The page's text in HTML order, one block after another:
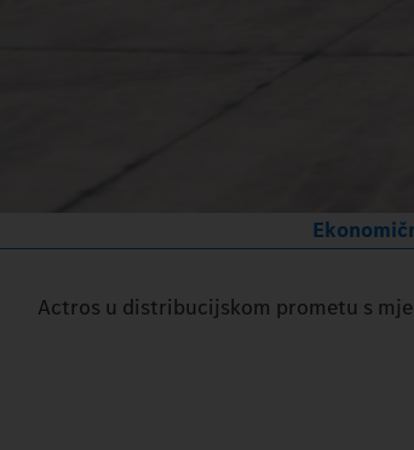
Actros u distribucijskom prometu s